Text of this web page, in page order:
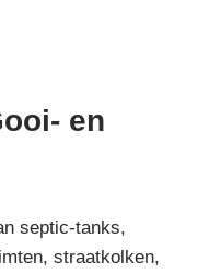
en
septic-tanks,
straatkolken,